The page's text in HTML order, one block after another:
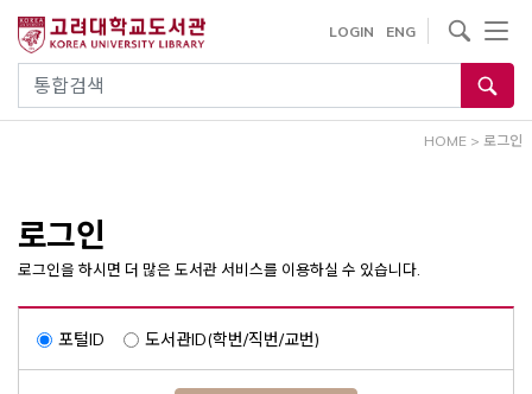
건
통합검색
LOGIN ENG
사이트내 검색
HOME > 로그인
로그인
로그인을 하시면 더 많은 도서관 서비스를 이용하실 수 있습니다.
포털ID 도서관ID(학번/직번/교번)